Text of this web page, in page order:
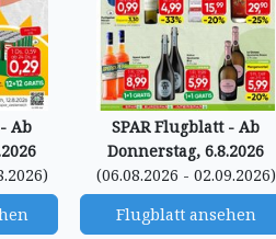
Ab
SPAR Flugblatt - Ab
Donnerstag, 6.8.2026
(06.08.2026 - 02.09.2026)
Flugblatt ansehen